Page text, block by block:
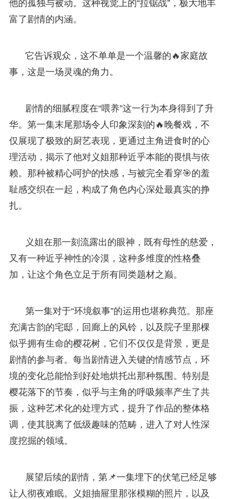
他的孤独与被动。这种视觉上的“拉锯战”，极大地丰
富了剧情的内涵。
它告诉观众，这不单单是一个温馨的🔥家庭故
事，这是一场灵魂的角力。
剧情的细腻程度在“喂养”这一行为本身得到了升
华。第一集末尾那场令人印象深刻的🔥晚餐戏，不
仅展现了极致的厨艺表现，更通过主角进食时的心
理活动，揭示了他对义姐那种近乎本能的畏惧与依
赖。那种被精心呵护的快感，与被完全看穿🎯的羞
耻感交织在一起，构成了角色内心深处最真实的挣
扎。
义姐在那一刻流露出的眼神，既有母性的慈爱，
又有一种近乎神性的冷漠，这种多维度的性格叠
加，让这个角色立足于所有同类题材之巅。
第一集对于“环境叙事”的运用也堪称典范。那座
充满古韵的宅邸，回廊上的风铃，以及院子里那棵
似乎拥有生命的樱花树，它们不仅仅是背景，更是
剧情的参与者。每当剧情进入关键的情感节点，环
境的变化总能恰到好处地烘托出那种氛围。特别是
樱花落下的节奏，似乎与主角的呼吸频率产生了共
振，这种艺术化的处理方式，提升了作品的整体格
调，使其脱离了低级趣味的范畴，进入了对人性深
度挖掘的领域。
展望后续的剧情，第📌一集埋下的伏笔已经足够
让人彻夜难眠。义姐抽屉里那张模糊的照片，以及